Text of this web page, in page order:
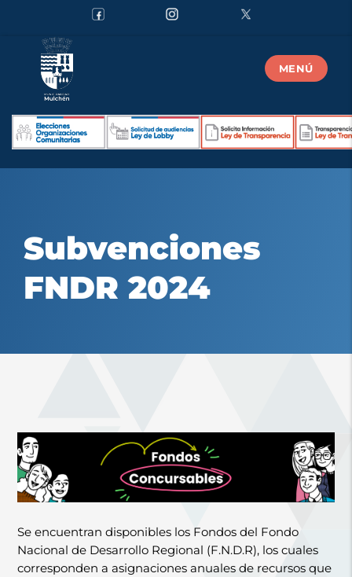
MENÚ
Subvenciones
FNDR 2024
Se encuentran disponibles los Fondos del Fondo
Nacional de Desarrollo Regional (F.N.D.R), los cuales
corresponden a asignaciones anuales de recursos que